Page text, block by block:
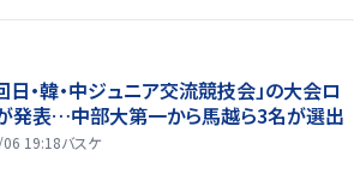
日・韓・中ジュニア交流競技会」の大会ロ
発表…中部大第一から馬越ら3名が選出
19:18バスケ